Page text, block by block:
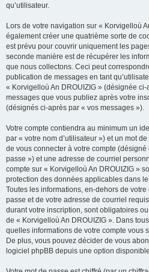
qu’utilisateur.
Lors de votre navigation sur « Korvigelloù
également créer une quatrième sorte de
est prévu pour couvrir uniquement les
seconde manière est de récupérer les
que nous collectons. Ceci peut
publication de messages en tant
« Korvigelloù An DROUIZIG » (désignée
messages que vous publiez après votre
(désignés ci-après par « vos messages »).
Votre compte contiendra au minimum un
par « votre nom d’utilisateur ») et un mot
de vous connecter à votre compte
passe ») et une adresse de courriel
compte sur « Korvigelloù An DROUIZIG »
protection des données applicables dans
Toutes les informations, en-dehors de votre
passe et de votre adresse de courriel
durant votre inscription, sont obligatoires
de « Korvigelloù An DROUIZIG ». Dans
quelles informations de votre compte vous
De plus, vous pouvez décider de vous
logiciel phpBB depuis une option